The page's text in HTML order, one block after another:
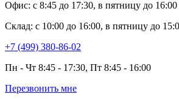
Офис: с 8:45 до 17:30, в пятницу до 16:00
Склад: с 10:00 до 16:00, в пятницу до
+7 (499) 380-86-02
Пн - Чт 8:45 - 17:30, Пт 8:45 - 16:00
Перезвонить мне